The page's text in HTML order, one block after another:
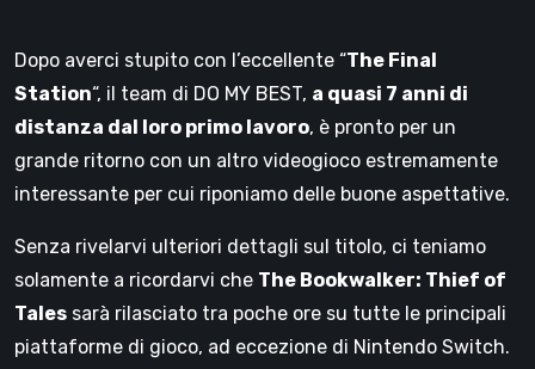
Dopo averci stupito con l’eccellente “The Final
Station“, il team di DO MY BEST, a quasi 7 anni di
distanza dal loro primo lavoro, è pronto per un
grande ritorno con un altro videogioco estremamente
interessante per cui riponiamo delle buone aspettative.
Senza rivelarvi ulteriori dettagli sul titolo, ci teniamo
solamente a ricordarvi che The Bookwalker: Thief of
Tales sarà rilasciato tra poche ore su tutte le principali
piattaforme di gioco, ad eccezione di Nintendo Switch.